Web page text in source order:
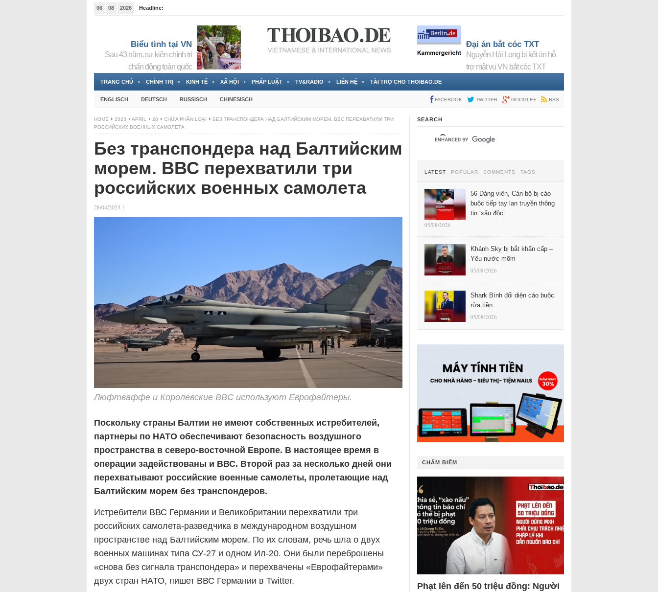
06 08 2026
Headline:
Biểu tình tại VN
Sau 43 năm, sự kiện chính trị
chấn động toàn quốc
Đại án bắt cóc TXT
Nguyễn Hải Long bị kết án hỗ
trợ mật vụ VN bắt cóc TXT
TRANG CHỦ CHÍNH TRỊ KINH TẾ XÃ HỘI PHÁP LUẬT TV&RADIO LIÊN HỆ TÀI TRỢ CHO THOIBAO.DE
ENGLISCH DEUTSCH RUSSISCH CHINESISCH FACEBOOK TWITTER GOOGLE+ RSS
HOME 2023 APRIL 28 CHƯA PHÂN LOẠI
БЕЗ ТРАНСПОНДЕРА НАД БАЛТИЙСКИМ МОРЕМ. ВВС ПЕРЕХВАТИЛИ ТРИ
РОССИЙСКИХ ВОЕННЫХ САМОЛЕТА
Без транспондера над Балтийским
морем. ВВС перехватили три
российских военных самолета
28/04/2023 |
Люфтваффе и Королевские ВВС используют Еврофайтеры.
Поскольку страны Балтии не имеют собственных истребителей,
партнеры по НАТО обеспечивают безопасность воздушного
пространства в северо-восточной Европе. В настоящее время в
операции задействованы и ВВС. Второй раз за несколько дней они
перехватывают российские военные самолеты, пролетающие над
Балтийским морем без транспондеров.
Истребители ВВС Германии и Великобритании перехватили три
российских самолета-разведчика в международном воздушном
пространстве над Балтийским морем. По их словам, речь шла о двух
военных машинах типа СУ-27 и одном Ил-20. Они были переброшены
«снова без сигнала транспондера» и перехвачены «Еврофайтерами»
двух стран НАТО, пишет ВВС Германии в Twitter.
SEARCH
LATEST POPULAR COMMENTS TAGS
56 Đảng viên, Cán bộ bị cáo
buộc tiếp tay lan truyền thông
tin ‘xấu độc’
05/08/2026
Khánh Sky bị bắt khẩn cấp –
Yêu nước mõm
05/08/2026
Shark Bình đối diện cáo buộc
rửa tiền
05/08/2026
CHÂM BIẾM
Phạt lên đến 50 triệu đồng: Người